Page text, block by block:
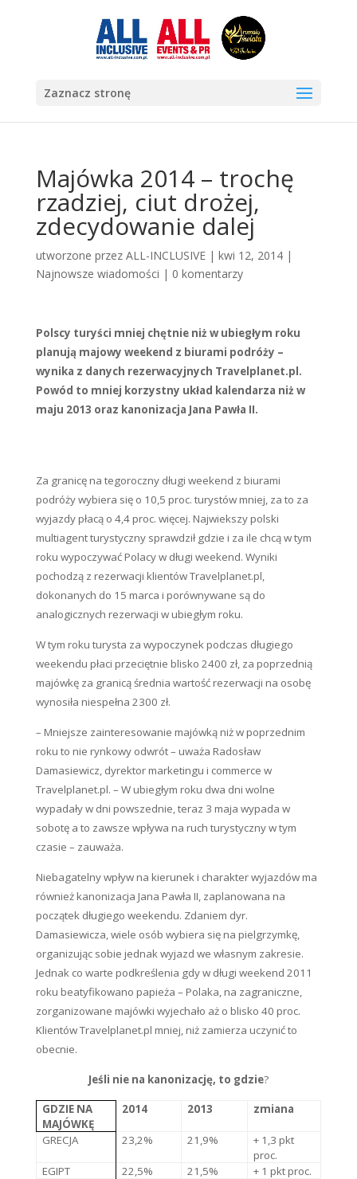
Zaznacz stronę
Majówka 2014 – trochę
rzadziej, ciut drożej,
zdecydowanie dalej
utworzone przez ALL-INCLUSIVE| kwi 12, 2014|
Najnowsze wiadomości | 0 komentarzy
Polscy turyści mniej chętnie niż w ubiegłym roku
planują majowy weekend z biurami podróży –
wynika z danych rezerwacyjnych Travelplanet.pl.
Powód to mniej korzystny układ kalendarza niż w
maju 2013 oraz kanonizacja Jana Pawła II.
Za granicę na tegoroczny długi weekend z biurami
podróży wybiera się o 10,5 proc. turystów mniej, za to za
wyjazdy płacą o 4,4 proc. więcej. Najwiekszy polski
multiagent turystyczny sprawdził gdzie i za ile chcą w tym
roku wypoczywać Polacy w długi weekend. Wyniki
pochodzą z rezerwacji klientów Travelplanet.pl,
dokonanych do 15 marca i porównywane są do
analogicznych rezerwacji w ubiegłym roku.
W tym roku turysta za wypoczynek podczas długiego
weekendu płaci przeciętnie blisko 2400 zł, za poprzednią
majówkę za granicą średnia wartość rezerwacji na osobę
wynosiła niespełna 2300 zł.
– Mniejsze zainteresowanie majówką niż w poprzednim
roku to nie rynkowy odwrót – uważa Radosław
Damasiewicz, dyrektor marketingu i commerce w
Travelplanet.pl. – W ubiegłym roku dwa dni wolne
wypadały w dni powszednie, teraz 3 maja wypada w
sobotę a to zawsze wpływa na ruch turystyczny w tym
czasie – zauważa.
Niebagatelny wpływ na kierunek i charakter wyjazdów ma
również kanonizacja Jana Pawła II, zaplanowana na
początek długiego weekendu. Zdaniem dyr.
Damasiewicza, wiele osób wybiera się na pielgrzymkę,
organizując sobie jednak wyjazd we własnym zakresie.
Jednak co warte podkreślenia gdy w długi weekend 2011
roku beatyfikowano papieża – Polaka, na zagraniczne,
zorganizowane majówki wyjechało aż o blisko 40 proc.
Klientów Travelplanet.pl mniej, niż zamierza uczynić to
obecnie.
Jeśli nie na kanonizację, to gdzie?
GDZIE NA
MAJÓWKĘ
2014 2013 zmiana
GRECJA 23,2% 21,9%
+ 1,3 pkt
proc.
EGIPT
22,5% 21,5%
+ 1 pkt proc.